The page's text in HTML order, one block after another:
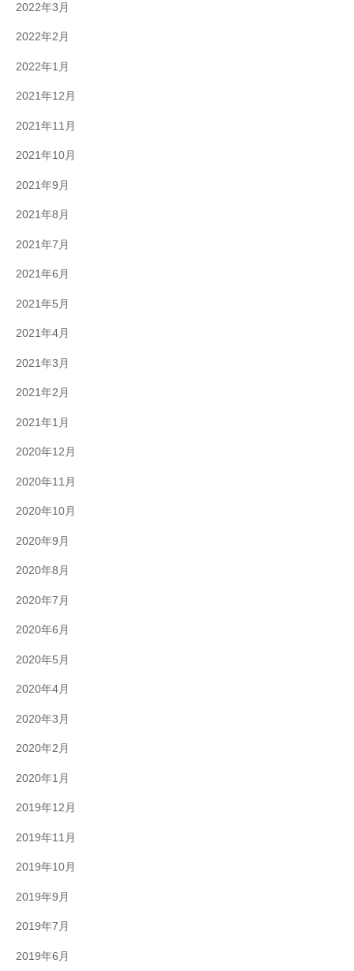
2022年3月
2022年2月
2022年1月
2021年12月
2021年11月
2021年10月
2021年9月
2021年8月
2021年7月
2021年6月
2021年5月
2021年4月
2021年3月
2021年2月
2021年1月
2020年12月
2020年11月
2020年10月
2020年9月
2020年8月
2020年7月
2020年6月
2020年5月
2020年4月
2020年3月
2020年2月
2020年1月
2019年12月
2019年11月
2019年10月
2019年9月
2019年7月
2019年6月